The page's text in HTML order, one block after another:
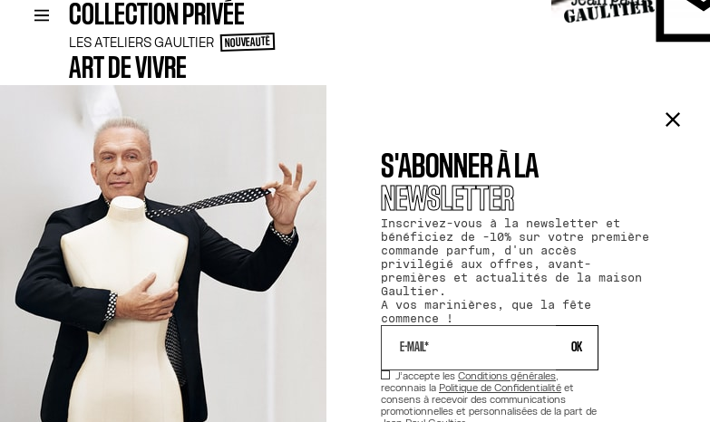
COLLECTION PRIVÉE
LES ATELIERS GAULTIER NOUVEAUTÉ
ART DE VIVRE
BOUGIE GAULTIER
EXPLORER
MEILLEURES VENTES
NOUVEAUTÉS
TENTATIONS À PETIT PRIX
EXCLUSIVITÉS EN LIGNE
LES RÉÉDITIONS GAULTIER
EXCLUSIVITÉ
PARFUMS GOURMANDS NOUVEAUTÉ
COFFRETS CADEAUX
COFFRETS DÉCOUVERTE
FORMATS VOYAGE
NOUVEAUTÉ
SUR MESURE
TROUVER MON PARFUM
TROUVER MON PARFUM LES ATELIERS GAULTIER
MES AVANTAGES
S'ABONNER À LA
NEWSLETTER
Inscrivez-vous à la newsletter et
bénéficiez de -10% sur votre première
commande parfum, d'un accès
privilégié aux offres, avant-
premières et actualités de la maison
Gaultier.
A vos marinières, que la fête
commence !
OK
J’accepte les Conditions générales,
reconnais la Politique de Confidentialité et
consens à recevoir des communications
promotionnelles et personnalisées de la part de